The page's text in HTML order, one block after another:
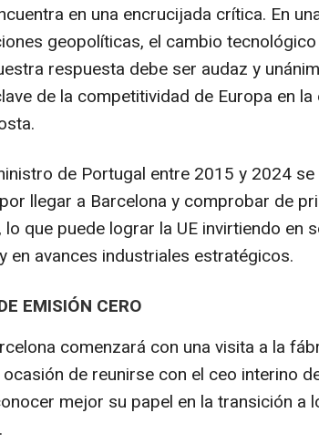
en una encrucijada crítica. En
geopolíticas, el cambio
respuesta debe ser audaz y
de la competitividad de Europa en la
de Portugal entre 2015 y 2024
llegar a Barcelona y comprobar de
lo que puede lograr la UE invirtiendo en
en avances industriales estratégicos.
EMISIÓN CERO
comenzará con una visita a la
de reunirse con el ceo interino
mejor su papel en la transición a